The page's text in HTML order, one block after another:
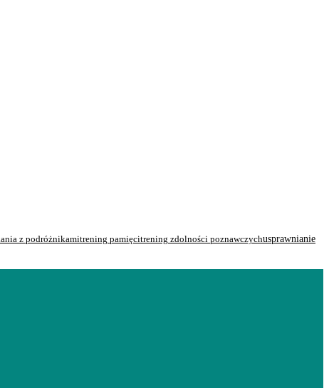
z podróżnikamitrening pamięcitrening zdolności poznawczychusprawnianie